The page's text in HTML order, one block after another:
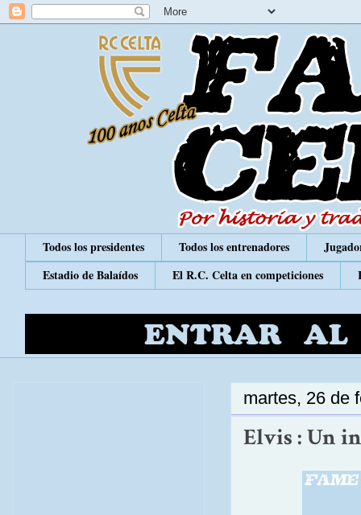
Todos los presidentes Todos los entrenadores
Estadio de Balaídos
El R.C. Celta en competiciones
martes, 26 de
Elvis : Un